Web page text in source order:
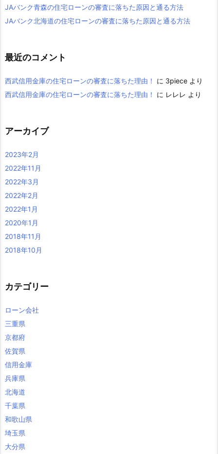
JAバンク青森の住宅ローンの審査に落ちた原因と通る方法
JAバンク北海道の住宅ローンの審査に落ちた原因と通る方法
最近のコメント
西武信用金庫の住宅ローンの審査に落ちた理由！ に 3piece より
西武信用金庫の住宅ローンの審査に落ちた理由！
に レレレ より
アーカイブ
2023年2月
2022年11月
2022年3月
2022年2月
2022年1月
2020年1月
2018年11月
2018年10月
カテゴリー
ローン会社
三重県
京都府
佐賀県
信用金庫
兵庫県
北海道
千葉県
和歌山県
埼玉県
大分県